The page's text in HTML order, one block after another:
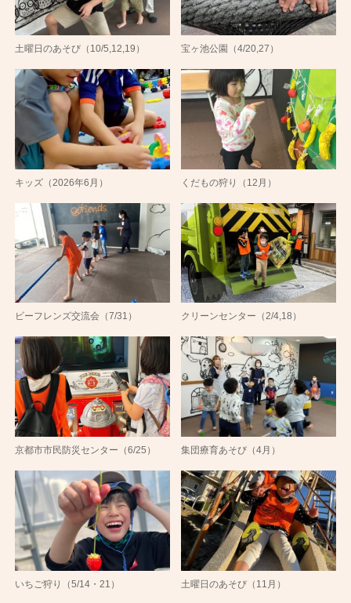
土曜日のあそび（10/5,12,19） 宝ヶ池公園（4/20,27）
キッズ（2026年6月） くだもの狩り（12月）
ビーフレンズ交流会（7/31） クリーンセンター（2/4,18）
京都市市民防災センター（6/25） 集団療育あそび（4月）
いちご狩り（5/14・21） 土曜日のあそび（11月）